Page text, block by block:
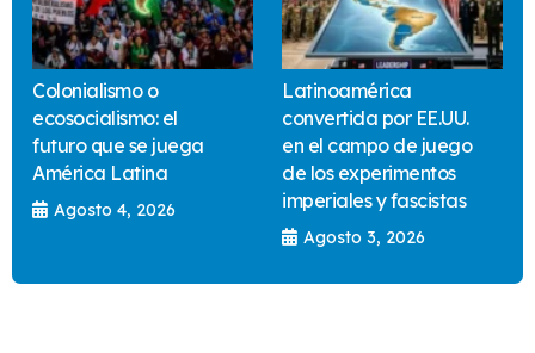
Colonialismo o
ecosocialismo: el
futuro que se juega
América Latina
Agosto 4, 2026
Latinoamérica
convertida por EE.UU.
en el campo de juego
de los experimentos
imperiales y fascistas
Agosto 3, 2026